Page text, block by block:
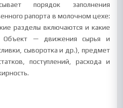
порядок заполнения
рапорта в молочном цехе:
разделы включаются и какие
Объект — движения сырья и
сыворотка и др.), предмет
поступлений, расхода и